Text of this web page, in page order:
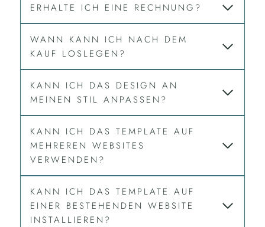
ERHALTE ICH EINE RECHNUNG?
WANN KANN ICH NACH DEM
KAUF LOSLEGEN?
KANN ICH DAS DESIGN AN
MEINEN STIL ANPASSEN?
KANN ICH DAS TEMPLATE AUF
MEHREREN WEBSITES
VERWENDEN?
KANN ICH DAS TEMPLATE AUF
EINER BESTEHENDEN WEBSITE
INSTALLIEREN?